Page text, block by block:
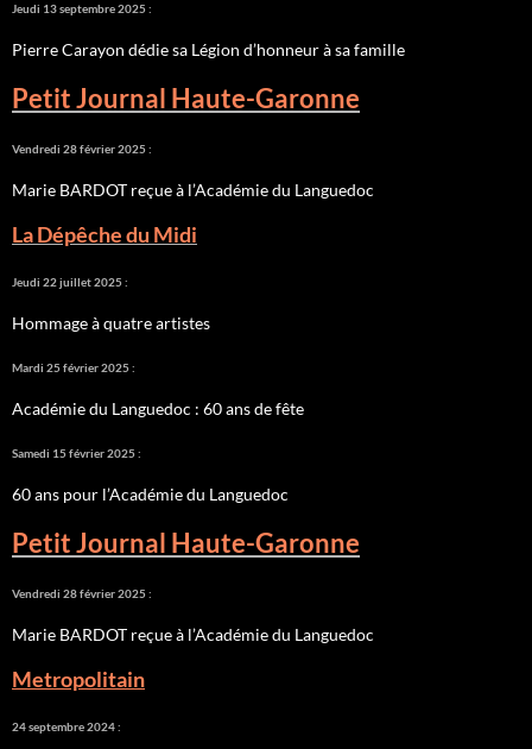
Jeudi 13 septembre 2025 :
Pierre Carayon dédie sa Légion d’honneur à sa famille
Petit Journal Haute-Garonne
Vendredi 28 février 2025 :
Marie BARDOT reçue à l’Académie du Languedoc
La Dépêche du Midi
Jeudi 22 juillet 2025 :
Hommage à quatre artistes
Mardi 25 février 2025 :
Académie du Languedoc : 60 ans de fête
Samedi 15 février 2025 :
60 ans pour l’Académie du Languedoc
Petit Journal Haute-Garonne
Vendredi 28 février 2025 :
Marie BARDOT reçue à l’Académie du Languedoc
Metropolitain
24 septembre 2024 :